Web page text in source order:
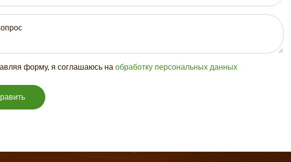
форму, я соглашаюсь на обработку персональных данных